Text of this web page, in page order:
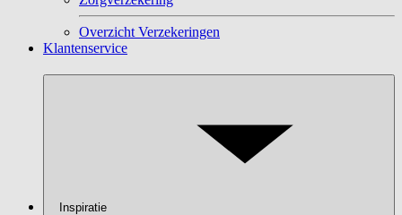
Overzicht Verzekeringen
Klantenservice
Inspiratie